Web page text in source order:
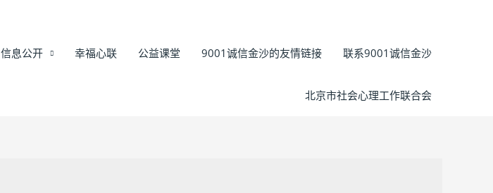
信息公开 幸福心联 公益课堂 9001诚信金沙的友情链接 联系9001诚信金沙
北京市社会心理工作联合会